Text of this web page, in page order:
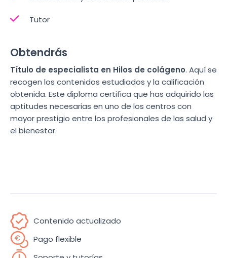
Tutor
Obtendrás
Título de especialista en Hilos de colágeno. Aquí se
recogen los contenidos estudiados y la calificación
obtenida. Este diploma certifica que has adquirido las
aptitudes necesarias en uno de los centros con
mayor prestigio entre los profesionales de las salud y
el bienestar.
Contenido actualizado
Pago flexible